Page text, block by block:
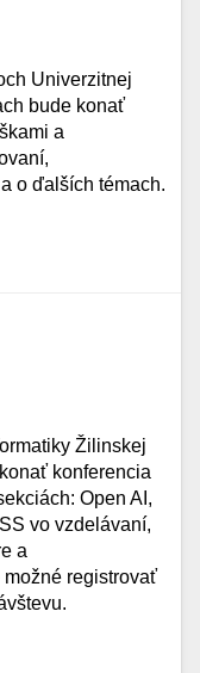
Univerzitnej
bude konať
a
o ďalších témach.
Žilinskej
konferencia
Open AI,
vo vzdelávaní,
a
registrovať